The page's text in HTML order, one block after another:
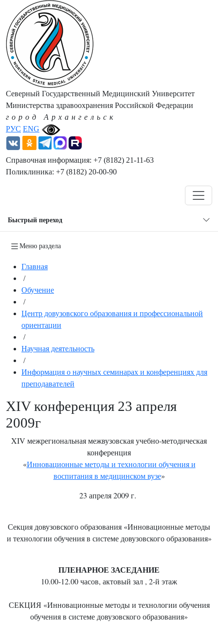
РУС ENG
Северный Государственный Медицинский Университет
Министерства здравоохранения Российской Федерации
город Архангельск
Справочная информация: +7 (8182) 21-11-63
Поликлиника: +7 (8182) 20-00-90
Быстрый переход
Меню раздела
Главная
/
Обучение
/
Центр довузовского образования и профессиональной
ориентации
/
Научная деятельность
/
Информация о научных семинарах и конференциях для
преподавателей
XIV конференция 23 апреля
2009г
XIV межрегиональная межвузовская учебно-методическая
конференция
«Инновационные методы и технологии обучения и
воспитания в медицинском вузе»
23 апреля 2009 г.
Секция довузовского образования «Инновационные методы
и технологии обучения в системе довузовского образования»
ПЛЕНАРНОЕ ЗАСЕДАНИЕ
10.00-12.00 часов, актовый зал , 2-й этаж
СЕКЦИЯ «Инновационные методы и технологии обучения
обучения в системе довузовского образования»